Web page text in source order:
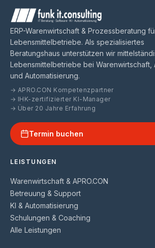
ERP-Warenwirtschaft & Prozessberatung
Lebensmittelbetriebe. Als spezialisiertes
Beratungshaus unterstützen wir
Lebensmittelbetriebe bei Warenwirtschaft,
und Automatisierung.
→ APRO.CON Kompetenzpartner
→ IHK-zertifizierter KI-Manager
→ Über 20 Jahre Erfahrung
Termin buchen
LEISTUNGEN
Warenwirtschaft & APRO.CON
Betreuung & Support
KI & Automatisierung
Schulungen & Coaching
Alle Leistungen